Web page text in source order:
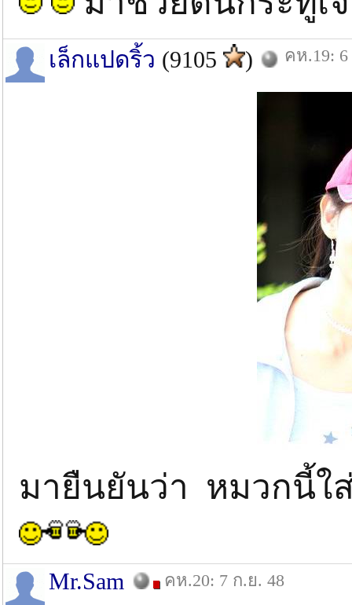
เล็กแปดริ้ว (9105 ) คห.19: 6
มายืนยันว่า หมวกนี้ใ
Mr.Sam คห.20: 7 ก.ย. 48